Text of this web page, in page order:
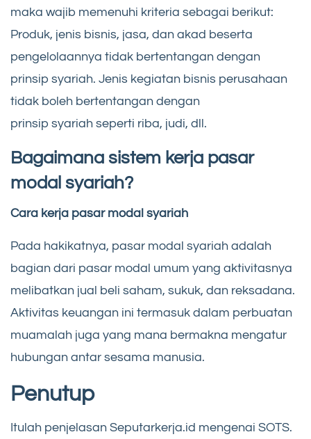
maka wajib memenuhi kriteria sebagai berikut:
Produk, jenis bisnis, jasa, dan akad beserta
pengelolaannya tidak bertentangan dengan
prinsip syariah. Jenis kegiatan bisnis perusahaan
tidak boleh bertentangan dengan
prinsip syariah seperti riba, judi, dll.
Bagaimana sistem kerja pasar
modal syariah?
Cara kerja pasar modal syariah
Pada hakikatnya, pasar modal syariah adalah
bagian dari pasar modal umum yang aktivitasnya
melibatkan jual beli saham, sukuk, dan reksadana.
Aktivitas keuangan ini termasuk dalam perbuatan
muamalah juga yang mana bermakna mengatur
hubungan antar sesama manusia.
Penutup
Itulah penjelasan Seputarkerja.id mengenai SOTS.